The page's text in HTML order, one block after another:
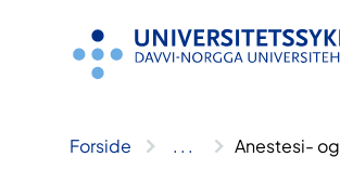
Forside .. . Anestesi-